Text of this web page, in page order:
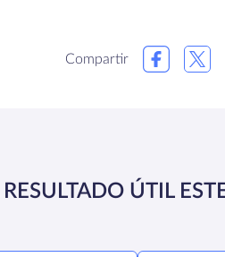
Compartir
ÚTIL